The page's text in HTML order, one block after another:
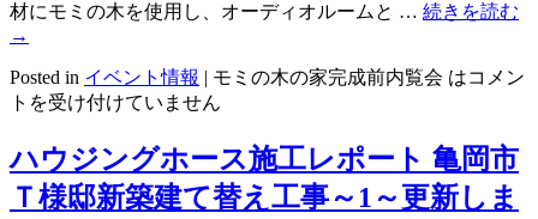
材にモミの木を使用し、オーディオルームと … 続きを読む
→
Posted in イベント情報 | モミの木の家完成前内覧会 はコメン
トを受け付けていません
ハウジングホース施工レポート 亀岡市
Ｔ様邸新築建て替え工事～1～更新しま